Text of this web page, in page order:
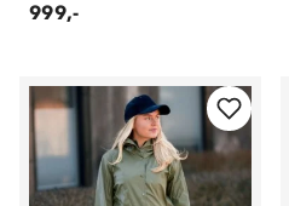
999,-